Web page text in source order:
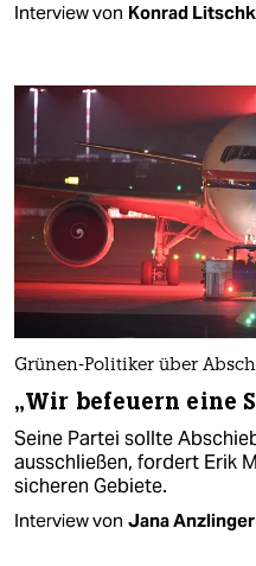
Interview von Konrad
Grünen-Politiker über
„Wir befeuern eine
Seine Partei sollte
ausschließen, fordert Erik
sicheren Gebiete.
Interview von Jana Anzlinger